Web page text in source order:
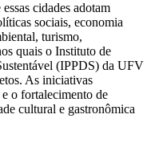
cidades adotam
sociais, economia
turismo,
quais o Instituto de
(IPPDS) da UFV
As iniciativas
o fortalecimento de
cultural e gastronômica